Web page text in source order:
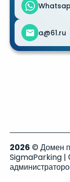
a@61.ru
2026 © Домен
SigmaParking |